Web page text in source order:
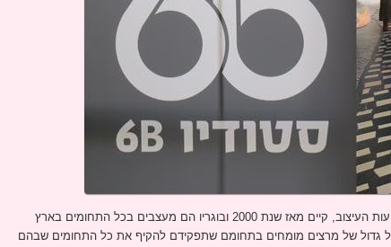
הוא בית הספר הגדול ביותר בארץ למקצועות העיצוב, קיים מאז שנת 2000 ובוגריו הם מעצבים בכל התחומים בארץ
גדול של מרצים מומחים בתחומם שתפקידם להקיף את כל התחומים שבהם